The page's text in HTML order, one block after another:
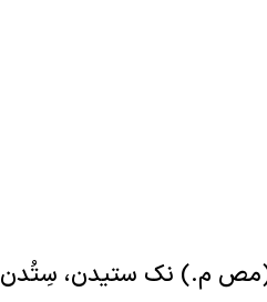
(مص م.) نک ستیدن، سِتُدن